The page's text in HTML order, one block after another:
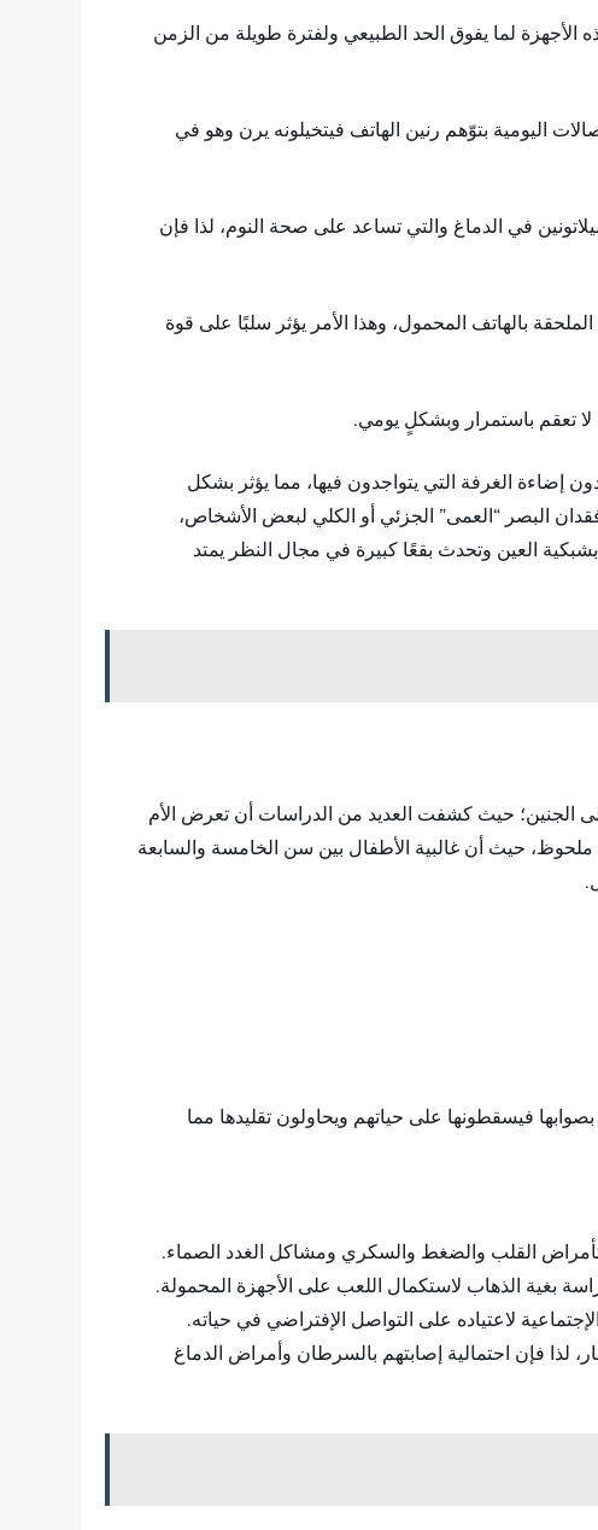
لما يفوق الحد الطبيعي ولفترة طويلة من الزمن
اليومية بتوّهم رنين الهاتف فيتخيلونه يرن وهو في
في الدماغ والتي تساعد على صحة النوم، لذا فإن
بالهاتف المحمول، وهذا الأمر يؤثر سلبًا على قوة
تعقم باستمرار وبشكلٍ يومي.
إضاءة الغرفة التي يتواجدون فيها، مما يؤثر بشكل
البصر “العمى” الجزئي أو الكلي لبعض الأشخاص،
العين وتحدث بقعًا كبيرة في مجال النظر يمتد
الجنين؛ حيث كشفت العديد من الدراسات أن تعرض الأم
حيث أن غالبية الأطفال بين سن الخامسة والسابعة
فيسقطونها على حياتهم ويحاولون تقليدها مما
القلب والضغط والسكري ومشاكل الغدد الصماء.
بغية الذهاب لاستكمال اللعب على الأجهزة المحمولة.
لاعتياده على التواصل الإفتراضي في حياته.
لذا فإن احتمالية إصابتهم بالسرطان وأمراض الدماغ